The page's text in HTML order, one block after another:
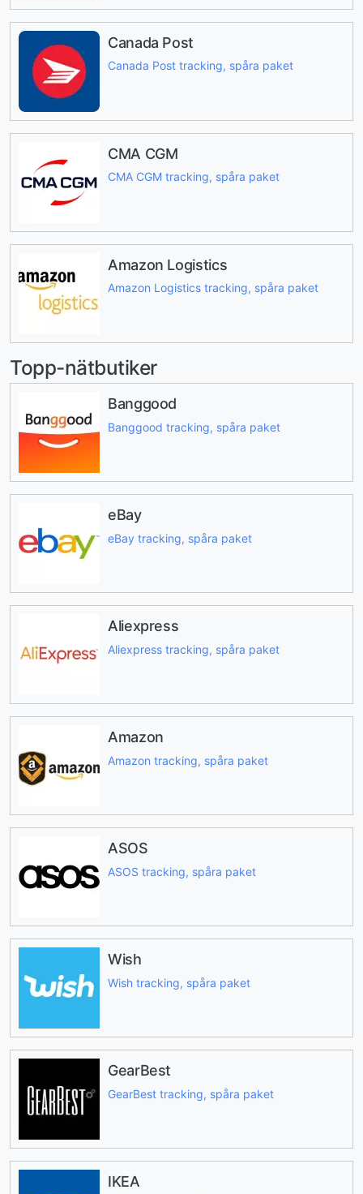
Canada Post
Canada Post tracking, spåra paket
CMA CGM
CMA CGM tracking, spåra paket
Amazon Logistics
Amazon Logistics tracking, spåra paket
Topp-nätbutiker
Banggood
Banggood tracking, spåra paket
eBay
eBay tracking, spåra paket
Aliexpress
Aliexpress tracking, spåra paket
Amazon
Amazon tracking, spåra paket
ASOS
ASOS tracking, spåra paket
Wish
Wish tracking, spåra paket
GearBest
GearBest tracking, spåra paket
IKEA